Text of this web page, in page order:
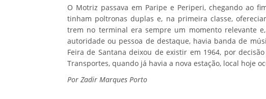
O Motriz passava em Paripe e Periperi, chegando ao
tinham poltronas duplas e, na primeira classe,
trem no terminal era sempre um momento relevante
autoridade ou pessoa de destaque, havia banda de
Feira de Santana deixou de existir em 1964, por
Transportes, quando já havia a nova estação, local hoje
Por Zadir Marques Porto